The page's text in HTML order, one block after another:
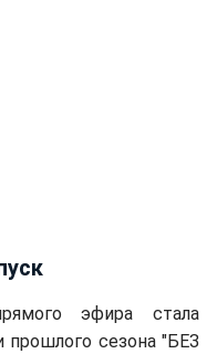
эфира стала
прошлого сезона "БЕЗ